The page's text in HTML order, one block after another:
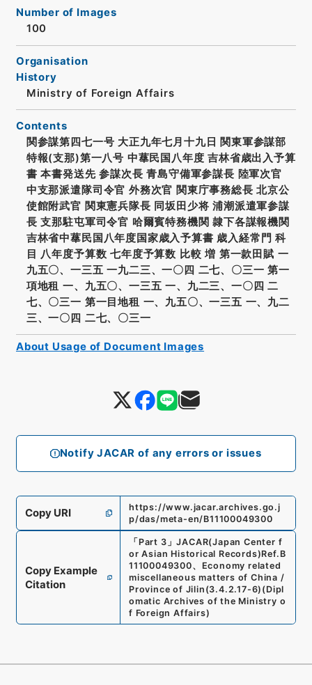
Notify JACAR of any errors or issues
Number of Images
100
Organisation
History
Ministry of Foreign Affairs
Contents
関参謀第四七一号 大正九年七月十九日 関東軍参謀部
特報(支那)第一八号 中蕐民国八年度 吉林省歳出入予算
書 本書発送先 参謀次長 青島守備軍参謀長 陸軍次官
中支那派遣隊司令官 外務次官 関東庁事務総長 北京公
使館附武官 関東憲兵隊長 同坂田少将 浦潮派遣軍参謀
長 支那駐屯軍司令官 哈爾賓特務機関 隷下各謀報機関
吉林省中蕐民国八年度国家歳入予算書 歳入経常門 科
目 八年度予算数 七年度予算数 比較 増 第一款田賦 一
九五〇、一三五 一九二三、一〇四 二七、〇三一 第一
項地租 一、九五〇、一三五 一、九二三、一〇四 二
七、〇三一 第一目地租 一、九五〇、一三五 一、九二
三、一〇四 二七、〇三一
Copy URI
https://www.jacar.archives.go.j
p/das/meta-en/B11100049300
Copy Example
Citation
「 Part 3 」JACAR(Japan Center f
or Asian Historical Records)Ref. B
11100049300、 Economy related
miscellaneous matters of China /
Province of Jilin (3.4.2.17-6) (Dipl
omatic Archives of the Ministry o
f Foreign Affairs)
About Usage of Document Images